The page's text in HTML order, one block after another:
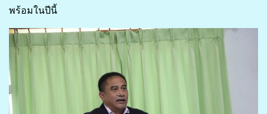
พร้อมในปีนี้